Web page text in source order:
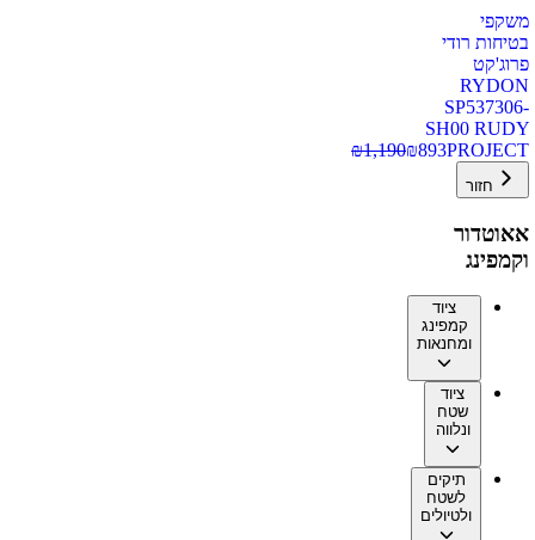
משקפי
בטיחות רודי
פרוג'קט
RYDON
SP537306-
SH00 RUDY
PROJECT
₪893
₪1,190
חזור
אאוטדור
וקמפינג
ציוד
קמפינג
ומחנאות
ציוד
שטח
ונלווה
תיקים
לשטח
ולטיולים